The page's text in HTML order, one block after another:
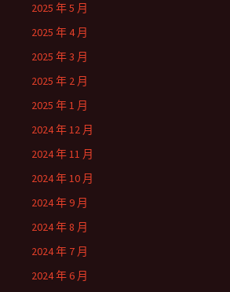
2025 年 5 月
2025 年 4 月
2025 年 3 月
2025 年 2 月
2025 年 1 月
2024 年 12 月
2024 年 11 月
2024 年 10 月
2024 年 9 月
2024 年 8 月
2024 年 7 月
2024 年 6 月